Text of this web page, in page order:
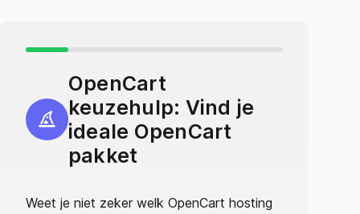
OpenCart
keuzehulp: Vind je
ideale OpenCart
pakket
Weet je niet zeker welk OpenCart hosting